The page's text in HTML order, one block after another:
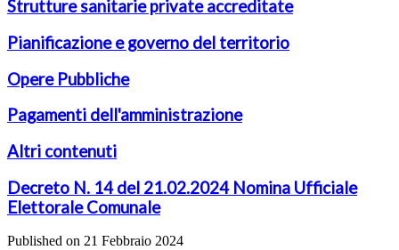
Strutture sanitarie private accreditate
Pianificazione e governo del territorio
Opere Pubbliche
Pagamenti dell'amministrazione
Altri contenuti
Decreto N. 14 del 21.02.2024 Nomina Ufficiale
Elettorale Comunale
Published on 21 Febbraio 2024